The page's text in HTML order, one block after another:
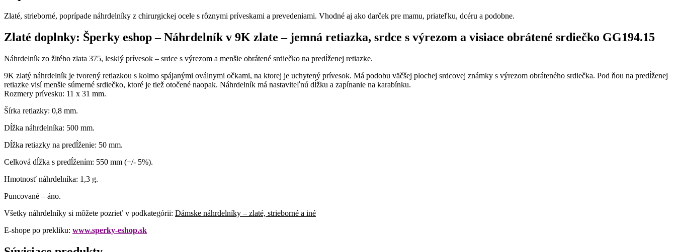
Zlaté, strieborné, poprípade náhrdelníky z chirurgickej ocele s rôznymi príveskami a prevedeniami. Vhodné aj ako darček pre mamu, priateľku, dcéru a podobne.
Zlaté doplnky: Šperky eshop – Náhrdelník v 9K zlate – jemná retiazka, srdce s výrezom a visiace obrátené srdiečko GG194.15
Náhrdelník zo žltého zlata 375, lesklý prívesok – srdce s výrezom a menšie obrátené srdiečko na predĺženej retiazke.
9K zlatý náhrdelník je tvorený retiazkou s kolmo spájanými oválnymi očkami, na ktorej je uchytený prívesok. Má podobu väčšej plochej srdcovej známky s výrezom obráteného srdiečka. Pod ňou na predĺženej
retiazke visí menšie súmerné srdiečko, ktoré je tiež otočené naopak. Náhrdelník má nastaviteľnú dĺžku a zapínanie na karabínku.
Rozmery prívesku: 11 x 31 mm.
Šírka retiazky: 0,8 mm.
Dĺžka náhrdelníka: 500 mm.
Dĺžka retiazky na predĺženie: 50 mm.
Celková dĺžka s predĺžením: 550 mm (+/- 5%).
Hmotnosť náhrdelníka: 1,3 g.
Puncované – áno.
Všetky náhrdelníky si môžete pozrieť v podkategórii: Dámske náhrdelníky – zlaté, strieborné a iné
E-shope po prekliku: www.sperky-eshop.sk